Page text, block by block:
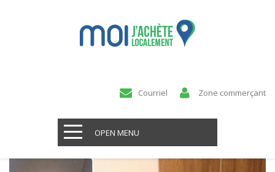
Courriel Zone commerçant
OPEN MENU